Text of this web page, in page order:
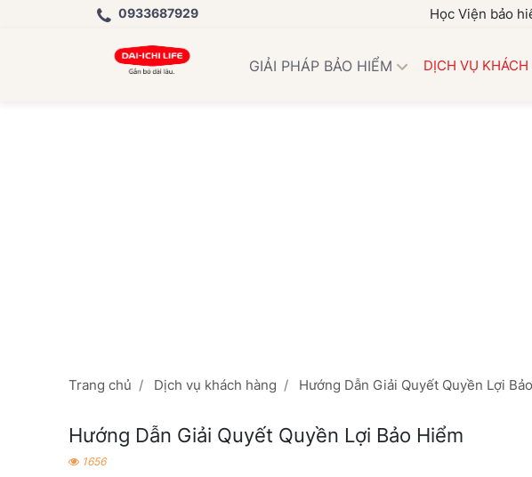
0933687929 Học Viện bảo hiểm
GIẢI PHÁP BẢO HIỂM DỊCH VỤ KHÁCH
Trang chủ Dịch vụ khách hàng Hướng Dẫn Giải Quyết Quyền Lợi
Hướng Dẫn Giải Quyết Quyền Lợi Bảo Hiểm
1656